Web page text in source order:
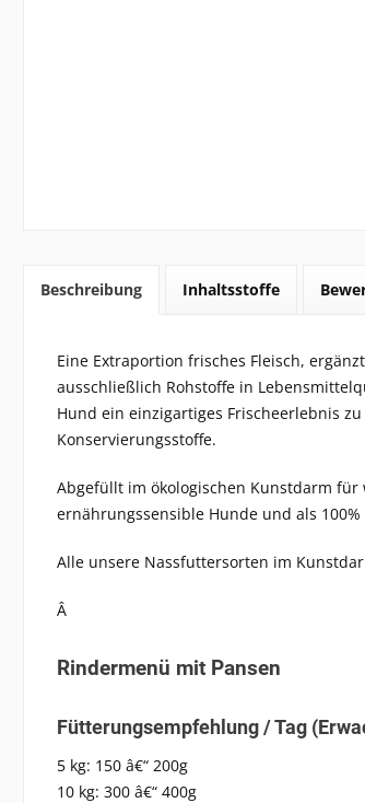
Beschreibung Inhaltsstoffe
Eine Extraportion frisches Fleisch,
ausschließlich Rohstoffe in
Hund ein einzigartiges Frischeerlebnis
Konservierungsstoffe.
Abgefüllt im ökologischen Kunstdarm
ernährungssensible Hunde und als
Alle unsere Nassfuttersorten im
Â
Rindermenü mit Pansen
Fütterungsempfehlung / Tag
5 kg: 150 â€“ 200g
10 kg: 300 â€“ 400g